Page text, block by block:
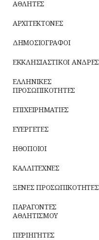
ΜΟΝΕΣ
ΝΕΚΡΟΤΑΦΕΙΑ
ΝΟΣΟΚΟΜΕΙΑ
ΚΗΠΟΙ
ΜΟΥΣΙΚΗ
ΟΛΥΜΠΙΑΚΟΙ
ΑΓΩΝΕΣ
ΤΗΛΕΟΡΑΣΗ
ΦΩΤΟΓΡΑΦΙΑ
ΧΟΡΟΣ
ΝΗΣΩΝ
ΤΥΠΟΙΕνδυμασία
–
τέχνες
Δημώδης
Μύθοι
Παραδόσεις
Παροιμίες
Αινίγματα
ζωή
ΓΕΓΟΝΟΤΑ
ΖΩΗ
ΑΘΛΗΤΕΣ
ΑΡΧΙΤΕΚΤΟΝΕΣ
ΔΗΜΟΣΙΟΓΡΑΦΟΙ
ΕΚΚΛΗΣΙΑΣΤΙΚΟΙ ΑΝΔΡΕΣ
ΕΛΛΗΝΙΚΕΣ
ΠΡΟΣΩΠΙΚΟΤΗΤΕΣ
ΕΠΙΧΕΙΡΗΜΑΤΙΕΣ
ΕΥΕΡΓΕΤΕΣ
ΗΘΟΠΟΙΟΙ
ΚΑΛΛΙΤΕΧΝΕΣ
ΞΕΝΕΣ ΠΡΟΣΩΠΙΚΟΤΗΤΕΣ
ΠΑΡΑΓΟΝΤΕΣ
ΑΘΛΗΤΙΣΜΟΥ
ΠΕΡΙΗΓΗΤΕΣ